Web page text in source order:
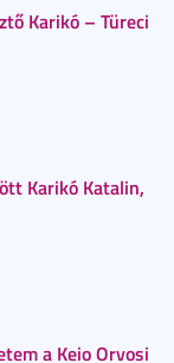
Karikó – Türeci
Karikó Katalin,
a Keio Orvosi